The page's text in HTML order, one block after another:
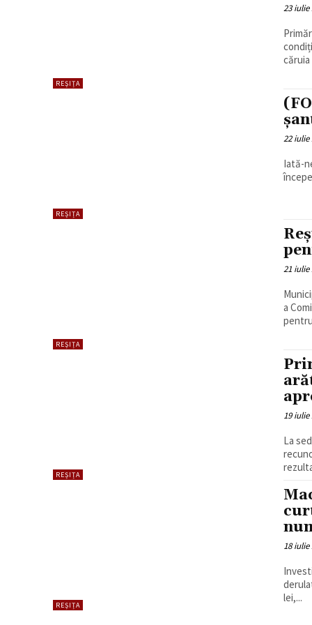
REȘIȚA
23 iulie
REȘIȚA
22 iulie
Iată-
REȘIȚA
21 iulie
a
REȘIȚA
19 iulie
La
REȘIȚA
18 iulie
lei,...